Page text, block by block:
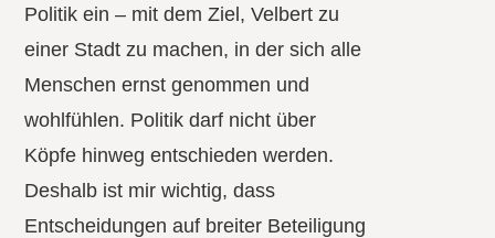
Politik ein – mit dem Ziel, Velbert zu
einer Stadt zu machen, in der sich alle
Menschen ernst genommen und
wohlfühlen. Politik darf nicht über
Köpfe hinweg entschieden werden.
Deshalb ist mir wichtig, dass
Entscheidungen auf breiter Beteiligung